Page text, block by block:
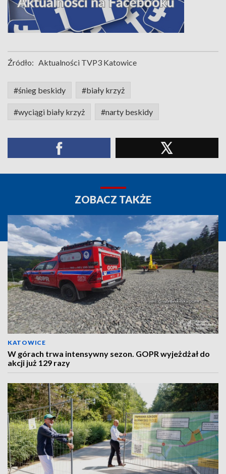
Źródło: Aktualności TVP3 Katowice
#śnieg beskidy #biały krzyż
#wyciągi biały krzyż #narty beskidy
ZOBACZ TAKŻE
KATOWICE
W górach trwa intensywny sezon. GOPR wyjeżdżał do
akcji już 129 razy